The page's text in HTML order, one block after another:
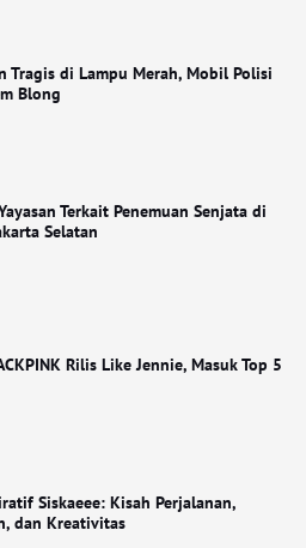
Tragis di Lampu Merah, Mobil Polisi
Blong
Terkait Penemuan Senjata di
Selatan
Rilis Like Jennie, Masuk Top 5
Siskaeee: Kisah Perjalanan,
dan Kreativitas